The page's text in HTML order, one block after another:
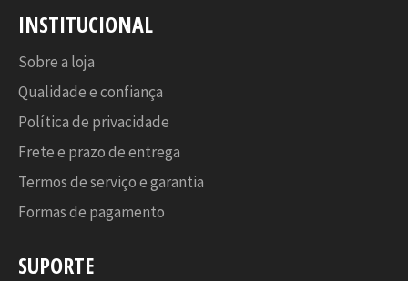
INSTITUCIONAL
Sobre a loja
Qualidade e confiança
Política de privacidade
Frete e prazo de entrega
Termos de serviço e garantia
Formas de pagamento
SUPORTE